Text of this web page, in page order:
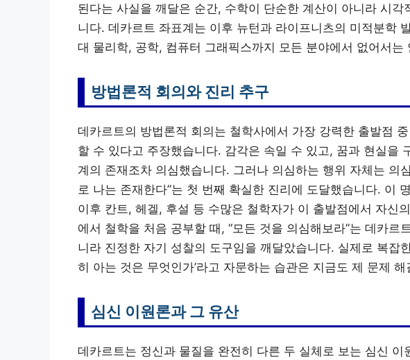
된다는 사실을 깨달은 순간, 수학이 단순한 계산이 아니라 시각
니다. 데카르트 좌표계는 이후 뉴턴과 라이프니츠의 미적분학
대 물리학, 공학, 컴퓨터 그래픽스까지 모든 분야에서 없어서는
방법론적 회의와 진리 추구
데카르트의 방법론적 회의는 철학사에서 가장 강력한 출발점
할 수 있다고 주장했습니다. 감각은 속일 수 있고, 꿈과 현실을
계의 존재조차 의심했습니다. 그러나 의심하는 행위 자체는 의
로 나는 존재한다”는 첫 번째 확실한 진리에 도달했습니다. 이
이후 칸트, 헤겔, 후설 등 수많은 철학자가 이 출발점에서 자신
에서 철학을 처음 공부할 때, “모든 것을 의심해보라”는 데카르
니라 진정한 자기 성찰의 도구임을 깨달았습니다. 실제로 복잡
히 아는 것은 무엇인가’라고 자문하는 습관은 지금도 제 문제
심신 이원론과 그 유산
데카르트는 정신과 물질을 완전히 다른 두 실체로 보는 심신 이